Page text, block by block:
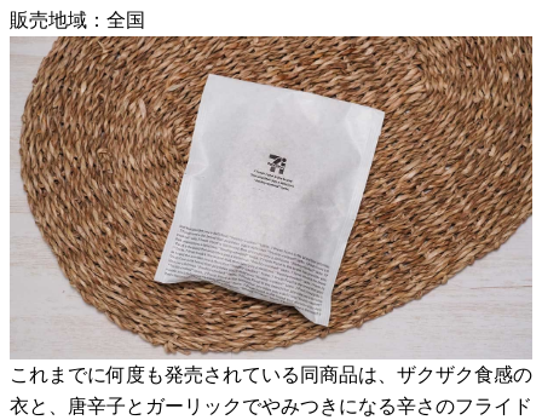
販売地域：全国
これまでに何度も発売されている同商品は、ザクザク食感の
衣と、唐辛子とガーリックでやみつきになる辛さのフライド